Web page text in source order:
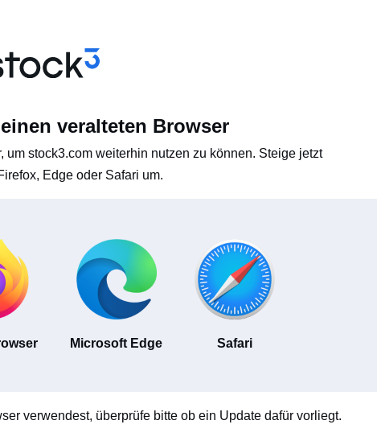
veralteten Browser
stock3.com weiterhin nutzen zu können. Steige jetzt
Edge oder Safari um.
Microsoft Edge Safari
verwendest, überprüfe bitte ob ein Update dafür vorliegt.